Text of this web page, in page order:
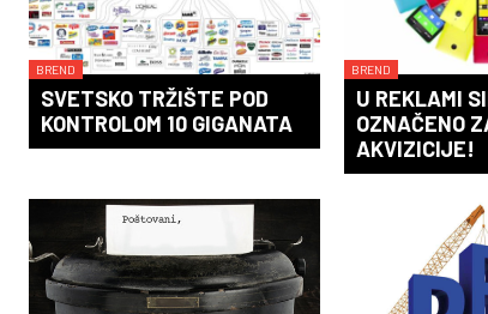
BREND
SVETSKO TRŽIŠTE POD
KONTROLOM 10 GIGANATA
BREND
U REKLAMI
OZNAČENO
AKVIZICIJE!